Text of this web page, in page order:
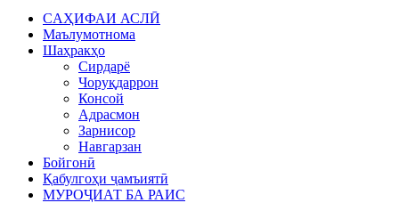
CАҲИФАИ АСЛӢ
Маълумотнома
Шаҳракҳо
Сирдарё
Чоруқдаррон
Консой
Адрасмон
Зарнисор
Навгарзан
Бойгонӣ
Қабулгоҳи ҷамъиятӣ
МУРОҶИАТ БА РАИС